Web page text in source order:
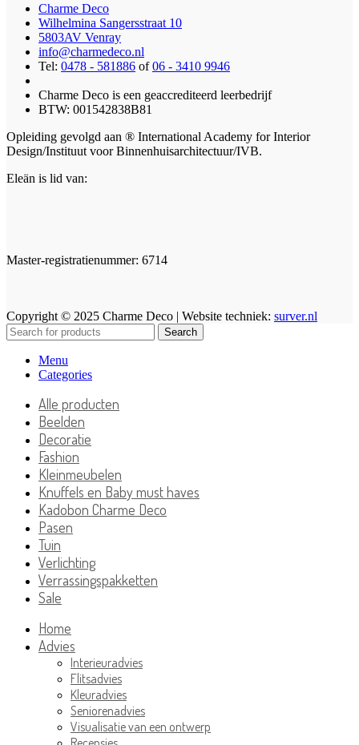
Charme Deco
Wilhelmina Sangersstraat 10
5803AV Venray
info@charmedeco.nl
Tel: 0478 - 581886 of06 - 3410 9946
Charme Deco is een geaccrediteerd leerbedrijf
BTW: 001542838B81
Opleiding gevolgd aan ® International Academy for Interior
Design/Instituut voor Binnenhuisarchitectuur/IVB.
Eleän is lid van:
Master-registratienummer: 6714
Copyright © 2025 Charme Deco | Website techniek: surver.nl
Search
Menu
Categories
Alle producten
Beelden
Decoratie
Fashion
Kleinmeubelen
Knuffels en Baby must haves
Kadobon Charme Deco
Pasen
Tuin
Verlichting
Verrassingspakketten
Sale
Home
Advies
Interieuradvies
Flitsadvies
Kleuradvies
Seniorenadvies
Visualisatie van een ontwerp